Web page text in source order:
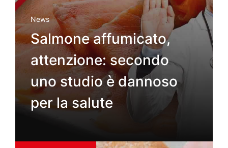
News
Salmone affumicato,
attenzione: secondo
uno studio è dannoso
per la salute